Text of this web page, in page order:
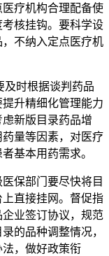
疗机构合理配备使
核挂钩。要科学设
不纳入定点医疗机
时根据谈判药品
升精细化管理能力
新版目录药品增
量等因素，对医疗
基本用药需求。
保部门要尽快将目
直接挂网。督促指
业签订协议，规范
的品种调整情况，
，做好政策衔